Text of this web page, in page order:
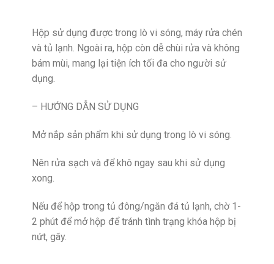
Hộp sử dụng được trong lò vi sóng, máy rửa chén
và tủ lạnh. Ngoài ra, hộp còn dễ chùi rửa và không
bám mùi, mang lại tiện ích tối đa cho người sử
dụng.
– HƯỚNG DẪN SỬ DỤNG
Mở nắp sản phẩm khi sử dụng trong lò vi sóng.
Nên rửa sạch và để khô ngay sau khi sử dụng
xong.
Nếu để hộp trong tủ đông/ngăn đá tủ lạnh, chờ 1-
2 phút để mở hộp để tránh tình trạng khóa hộp bị
nứt, gãy.